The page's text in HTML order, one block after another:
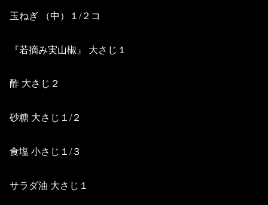
玉ねぎ （中）１/２コ
『若摘み実山椒』 大さじ１
酢 大さじ２
砂糖 大さじ１/２
食塩 小さじ１/３
サラダ油 大さじ１